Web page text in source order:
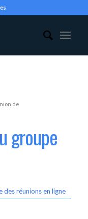
de
groupe
des réunions en ligne